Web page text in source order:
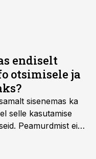
endiselt
otsimisele ja
sisenemas ka
selle kasutamise
Peamurdmist ei